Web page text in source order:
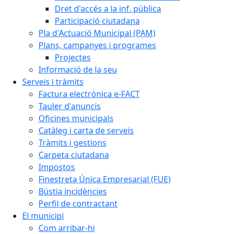
Dret d'accés a la inf. pública
Participació ciutadana
Pla d'Actuació Municipal (PAM)
Plans, campanyes i programes
Projectes
Informació de la seu
Serveis i tràmits
Factura electrònica e-FACT
Tauler d'anuncis
Oficines municipals
Catàleg i carta de serveis
Tràmits i gestions
Carpeta ciutadana
Impostos
Finestreta Única Empresarial (FUE)
Bústia incidències
Perfil de contractant
El municipi
Com arribar-hi